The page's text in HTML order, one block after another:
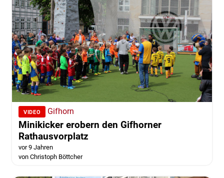
VIDEO Gifhorn
Minikicker erobern den Gifhorner
Rathausvorplatz
vor 9 Jahren
von Christoph Böttcher